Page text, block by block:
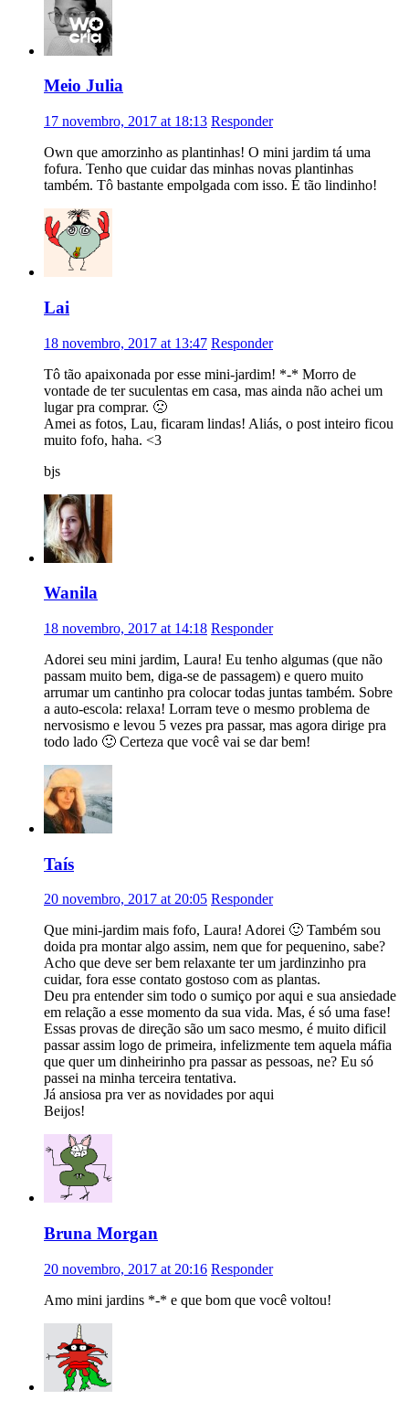
Meio Julia
17 novembro, 2017 at 18:13 Responder
Own que amorzinho as plantinhas! O mini jardim tá uma
fofura. Tenho que cuidar das minhas novas plantinhas
também. Tô bastante empolgada com isso. É tão lindinho!
Lai
18 novembro, 2017 at 13:47 Responder
Tô tão apaixonada por esse mini-jardim! *-* Morro de
vontade de ter suculentas em casa, mas ainda não achei um
lugar pra comprar. 🙁
Amei as fotos, Lau, ficaram lindas! Aliás, o post inteiro ficou
muito fofo, haha. <3
bjs
Wanila
18 novembro, 2017 at 14:18 Responder
Adorei seu mini jardim, Laura! Eu tenho algumas (que não
passam muito bem, diga-se de passagem) e quero muito
arrumar um cantinho pra colocar todas juntas também. Sobre
a auto-escola: relaxa! Lorram teve o mesmo problema de
nervosismo e levou 5 vezes pra passar, mas agora dirige pra
todo lado 🙂 Certeza que você vai se dar bem!
Taís
20 novembro, 2017 at 20:05 Responder
Que mini-jardim mais fofo, Laura! Adorei 🙂 Também sou
doida pra montar algo assim, nem que for pequenino, sabe?
Acho que deve ser bem relaxante ter um jardinzinho pra
cuidar, fora esse contato gostoso com as plantas.
Deu pra entender sim todo o sumiço por aqui e sua ansiedade
em relação a esse momento da sua vida. Mas, é só uma fase!
Essas provas de direção são um saco mesmo, é muito dificil
passar assim logo de primeira, infelizmente tem aquela máfia
que quer um dinheirinho pra passar as pessoas, ne? Eu só
passei na minha terceira tentativa.
Já ansiosa pra ver as novidades por aqui
Beijos!
Bruna Morgan
20 novembro, 2017 at 20:16 Responder
Amo mini jardins *-* e que bom que você voltou!